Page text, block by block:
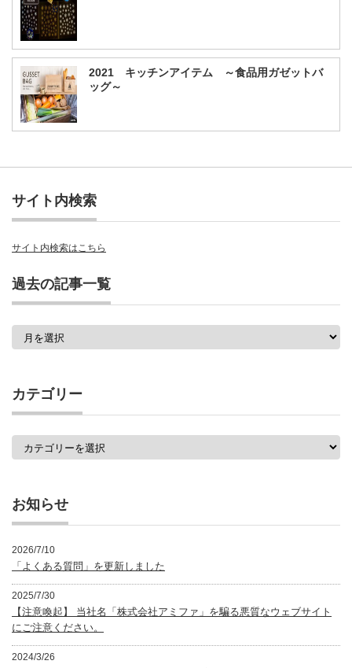
2021 キッチンアイテム ～食品用ガゼットバ
ッグ～
サイト内検索
サイト内検索はこちら
過去の記事一覧
一
覧
カテゴリー
お知らせ
2026/7/10
「よくある質問」を更新しました
2025/7/30
【注意喚起】 当社名「株式会社アミファ」を騙る悪質なウェブサイト
にご注意ください。
2024/3/26